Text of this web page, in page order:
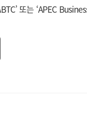
또는 ‘APEC